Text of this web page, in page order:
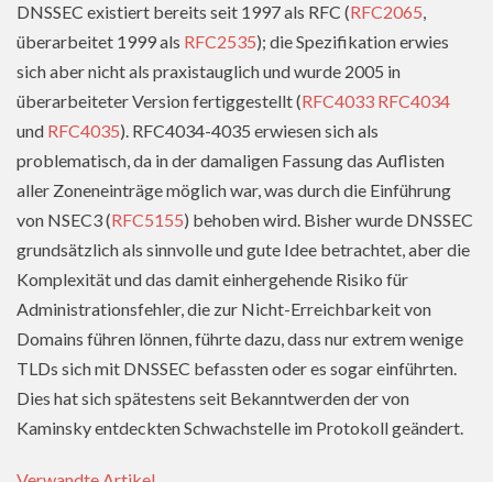
DNSSEC existiert bereits seit 1997 als RFC (RFC2065,
überarbeitet 1999 als RFC2535); die Spezifikation erwies
sich aber nicht als praxistauglich und wurde 2005 in
überarbeiteter Version fertiggestellt (RFC4033 RFC4034
und RFC4035). RFC4034-4035 erwiesen sich als
problematisch, da in der damaligen Fassung das Auflisten
aller Zoneneinträge möglich war, was durch die Einführung
von NSEC3 (RFC5155) behoben wird. Bisher wurde DNSSEC
grundsätzlich als sinnvolle und gute Idee betrachtet, aber die
Komplexität und das damit einhergehende Risiko für
Administrationsfehler, die zur Nicht-Erreichbarkeit von
Domains führen lönnen, führte dazu, dass nur extrem wenige
TLDs sich mit DNSSEC befassten oder es sogar einführten.
Dies hat sich spätestens seit Bekanntwerden der von
Kaminsky entdeckten Schwachstelle im Protokoll geändert.